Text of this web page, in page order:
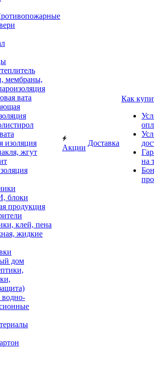
мембраны,
вата
изоляция
жгут
блоки
продукция
клей, пена
жидкие
дом
водно-
Акции
Доставка
Как
на